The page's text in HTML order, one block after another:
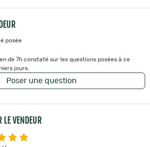
posée
de 7h constaté sur les questions posées à ce
jours.
Poser une question
VENDEUR